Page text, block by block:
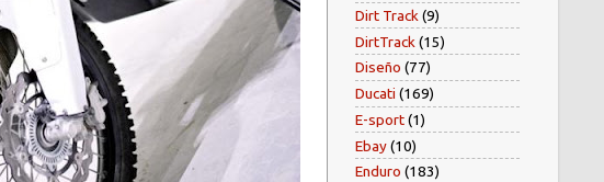
Dirt Track (9)
DirtTrack (15)
Diseño (77)
Ducati (169)
E-sport(1)
Ebay(10)
Enduro (183)